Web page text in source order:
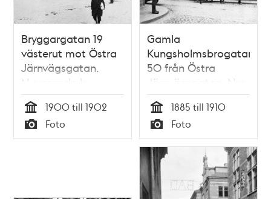
Bryggargatan 19
västerut mot Östra
Järnvägsgatan.
Nuvarande kv.
Pennfäktaren
Tid
1900 till 1902
Typ
Foto
Gamla
Kungsholmsbrogatan
50 från Östra
Järnvägsgatan. Nuv.
kv. Terminalen
Tid
1885 till 1910
Typ
Foto